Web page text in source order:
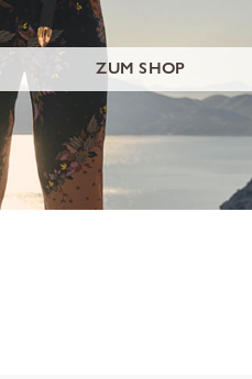
ZUM SHOP